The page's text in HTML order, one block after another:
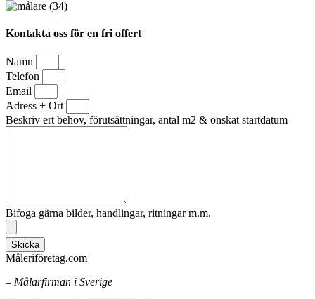
Kontakta oss för en fri offert
Namn
Telefon
Email
Adress + Ort
Beskriv ert behov, förutsättningar, antal m2 & önskat startdatum
Bifoga gärna bilder, handlingar, ritningar m.m.
Skicka
Måleriföretag.com
– Målarfirman i Sverige